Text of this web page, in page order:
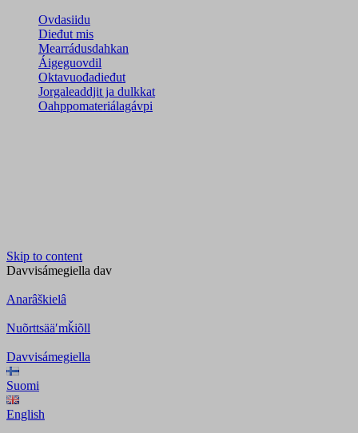
Ovdasiidu
Dieđut mis
Mearrádusdahkan
Áigeguovdil
Oktavuođadieđut
Jorgaleaddjit ja dulkkat
Oahppomateriálagávpi
Skip to content
Davvisámegiella dav
Anarâškielâ
Nuõrttsääʹmǩiõll
Davvisámegiella
Suomi
English